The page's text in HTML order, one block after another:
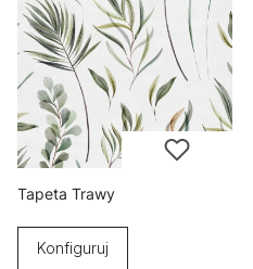
Tapeta Trawy
Konfiguruj